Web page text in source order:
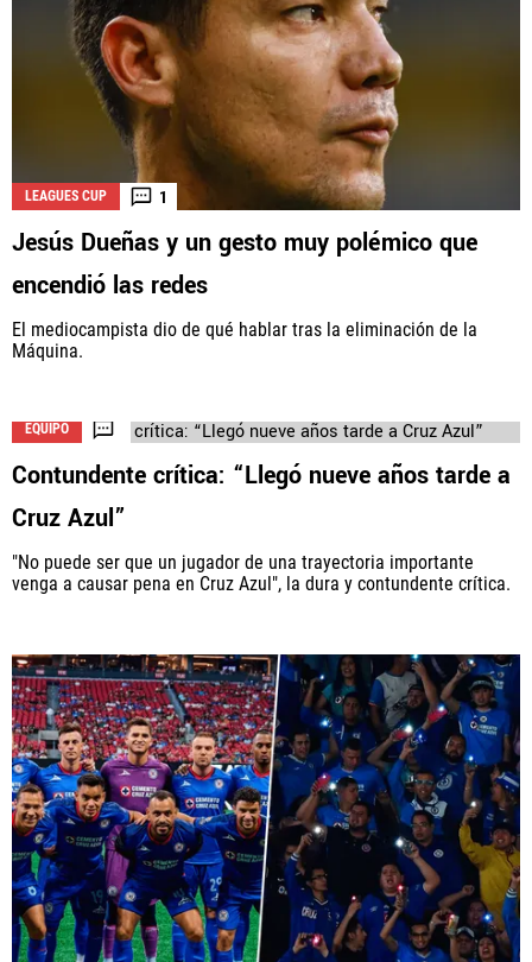
LEAGUES CUP 1
Jesús Dueñas y un gesto muy polémico que
encendió las redes
El mediocampista dio de qué hablar tras la eliminación de la
Máquina.
EQUIPO
Contundente crítica: “Llegó nueve años tarde a
Cruz Azul”
"No puede ser que un jugador de una trayectoria importante
venga a causar pena en Cruz Azul", la dura y contundente crítica.